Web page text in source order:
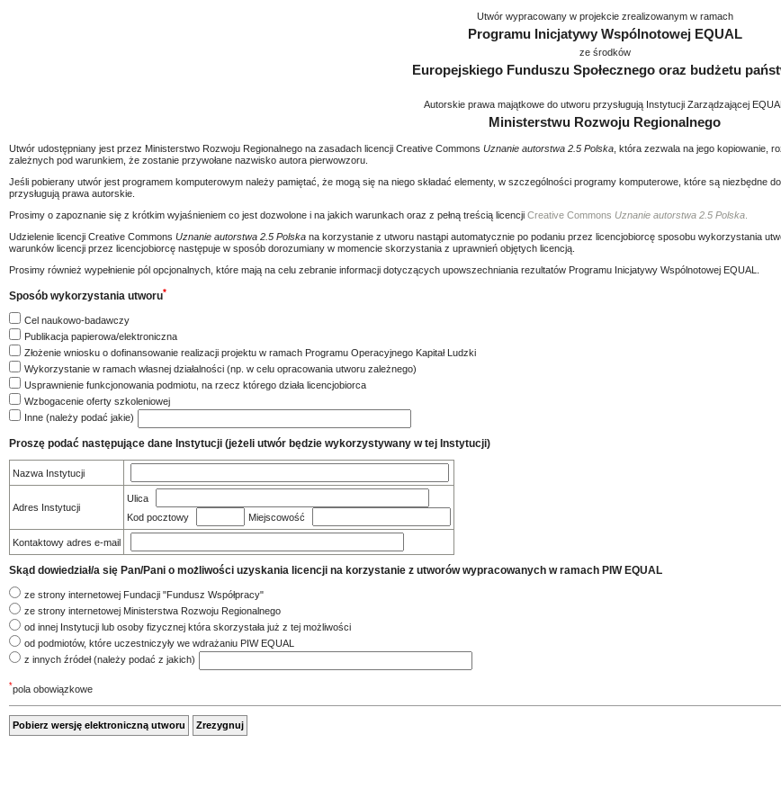
Utwór wypracowany w projekcie zrealizowanym w ramach
Programu Inicjatywy Wspólnotowej EQUAL
ze środków
Europejskiego Funduszu Społecznego oraz budżetu
Autorskie prawa majątkowe do utworu przysługują Instytucji Zarządzającej EQUAL
Ministerstwu Rozwoju Regionalnego
Utwór udostępniany jest przez Ministerstwo Rozwoju Regionalnego na zasadach licencji Creative Commons Uznanie autorstwa 2.5 Polska , która zezwala na jego kopiowanie,
zależnych pod warunkiem, że zostanie przywołane nazwisko autora pierwowzoru.
Jeśli pobierany utwór jest programem komputerowym należy pamiętać, że mogą się na niego składać elementy, w szczególności programy komputerowe, które są niezbędne
przysługują prawa autorskie.
Prosimy o zapoznanie się z krótkim wyjaśnieniem co jest dozwolone i na jakich warunkach oraz z pełną treścią licencji Creative Commons Uznanie autorstwa 2.5 Polska
Udzielenie licencji Creative Commons Uznanie autorstwa 2.5 Polska na korzystanie z utworu nastąpi automatycznie po podaniu przez licencjobiorcę sposobu wykorzystania
warunków licencji przez licencjobiorcę następuje w sposób dorozumiany w momencie skorzystania z uprawnień objętych licencją.
Prosimy również wypełnienie pól opcjonalnych, które mają na celu zebranie informacji dotyczących upowszechniania rezultatów Programu Inicjatywy Wspólnotowej EQUAL.
Sposób wykorzystania utworu*
Cel naukowo-badawczy
Publikacja papierowa/elektroniczna
Złożenie wniosku o dofinansowanie realizacji projektu w ramach Programu Operacyjnego Kapitał Ludzki
Wykorzystanie w ramach własnej działalności (np. w celu opracowania utworu zależnego)
Usprawnienie funkcjonowania podmiotu, na rzecz którego działa licencjobiorca
Wzbogacenie oferty szkoleniowej
Inne (należy podać jakie)
Proszę podać następujące dane Instytucji (jeżeli utwór będzie wykorzystywany w tej Instytucji)
Nazwa Instytucji
Adres Instytucji
Ulica
Kod pocztowy
Miejscowość
Kontaktowy adres e-mail
Skąd dowiedział/a się Pan/Pani o możliwości uzyskania licencji na korzystanie z utworów wypracowanych w ramach PIW EQUAL
ze strony internetowej Fundacji "Fundusz Współpracy"
ze strony internetowej Ministerstwa Rozwoju Regionalnego
od innej Instytucji lub osoby fizycznej która skorzystała już z tej możliwości
od podmiotów, które uczestniczyły we wdrażaniu PIW EQUAL
z innych źródeł (należy podać z jakich)
*pola obowiązkowe